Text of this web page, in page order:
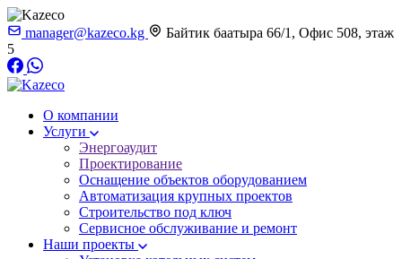
manager@kazeco.kg
Байтик баатыра 66/1, Офис 508, этаж
5
О компании
Услуги
Энергоаудит
Проектирование
Оснащение объектов оборудованием
Автоматизация крупных проектов
Строительство под ключ
Сервисное обслуживание и ремонт
Наши проекты